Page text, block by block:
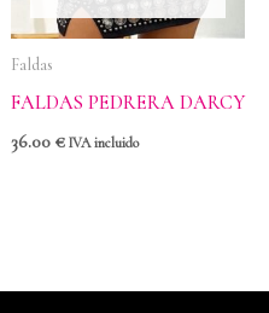
Faldas
FALDAS PEDRERA DARCY
36.00 € IVA incluido